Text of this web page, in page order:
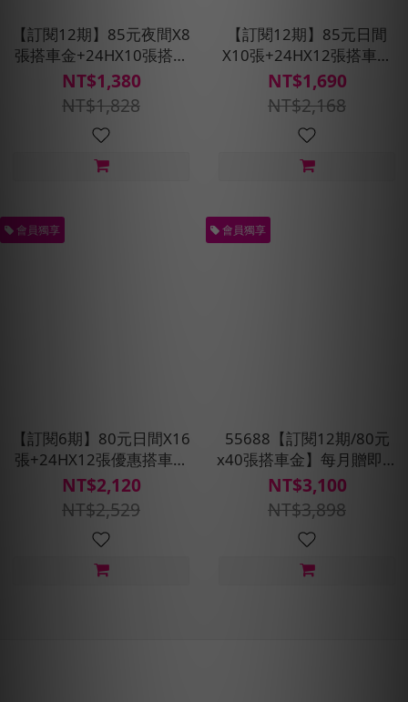
【訂閱12期】85元夜間X8
張搭車金+24HX10張搭車
金★贈預約派車2次
NT$1,380
NT$1,828
【訂閱12期】85元日間
X10張+24HX12張搭車金
★贈預約派車2次
NT$1,690
NT$2,168
會員獨享
【訂閱6期】80元日間X16
張+24HX12張優惠搭車金
★贈預約派車1次
NT$2,120
NT$2,529
會員獨享
55688【訂閱12期/80元
x40張搭車金】每月贈即享
券400元+預約派車X2次
NT$3,100
NT$3,898